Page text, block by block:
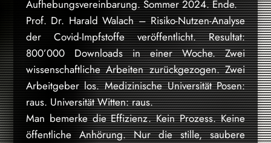
Aufhebungsvereinbarung. Sommer 2024. Ende.
Prof. Dr. Harald Walach – Risiko-Nutzen-Analyse
der Covid-Impfstoffe veröffentlicht. Resultat:
800’000 Downloads in einer Woche. Zwei
wissenschaftliche Arbeiten zurückgezogen. Zwei
Arbeitgeber los. Medizinische Universität Posen:
raus. Universität Witten: raus.
Man bemerke die Effizienz. Kein Prozess. Keine
öffentliche Anhörung. Nur die stille, saubere